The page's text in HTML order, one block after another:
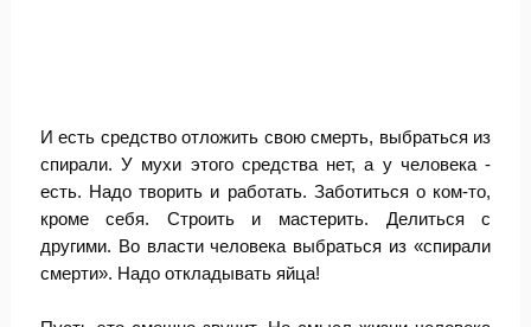
И есть средство отложить свою смерть, выбраться из
спирали. У мухи этого средства нет, а у человека -
есть. Надо творить и работать. Заботиться о ком-то,
кроме себя. Строить и мастерить. Делиться с
другими. Во власти человека выбраться из «спирали
смерти». Надо откладывать яйца!